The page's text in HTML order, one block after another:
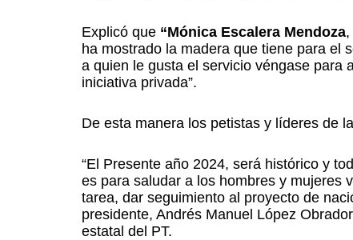
Explicó que “Mónica Escalera Mendoza
ha mostrado la madera que tiene para el
a quien le gusta el servicio véngase para
iniciativa privada”.
De esta manera los petistas y líderes de
“El Presente año 2024, será histórico y
es para saludar a los hombres y mujeres
tarea, dar seguimiento al proyecto de
presidente, Andrés Manuel López
estatal del PT.